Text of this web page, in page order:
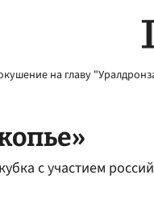
на главу
с участием